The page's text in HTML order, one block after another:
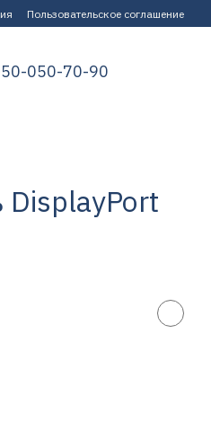
Пользовательское соглашение
050-70-90
DisplayPort